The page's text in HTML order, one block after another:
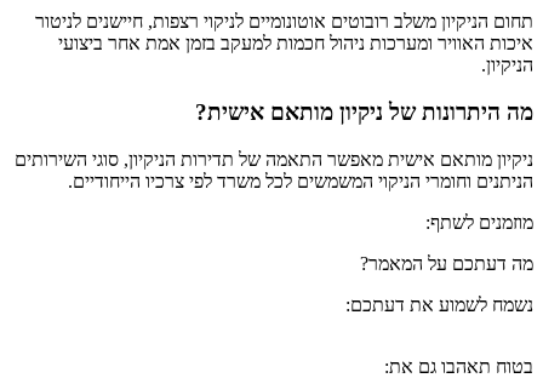
תחום הניקיון משלב רובוטים אוטונומיים לניקוי רצפות, חיישנים לניטור
איכות האוויר ומערכות ניהול חכמות למעקב בזמן אמת אחר ביצועי
הניקיון.
מה היתרונות של ניקיון מותאם אישית?
ניקיון מותאם אישית מאפשר התאמה של תדירות הניקיון, סוגי השירותים
הניתנים וחומרי הניקוי המשמשים לכל משרד לפי צרכיו הייחודיים.
מוזמנים לשתף:
מה דעתכם על המאמר?
נשמח לשמוע את דעתכם:
בטוח תאהבו גם את: